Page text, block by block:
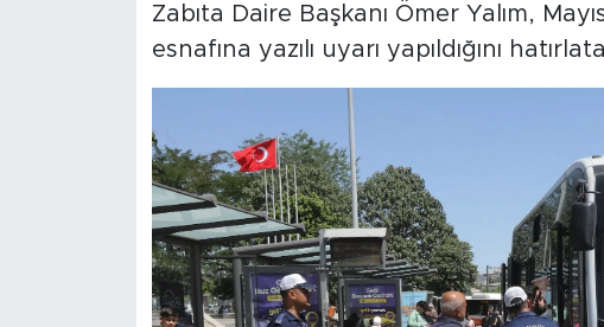
Zabıta Daire Başkanı Ömer Yalım,
esnafına yazılı uyarı yapıldığını